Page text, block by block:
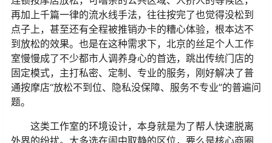
再加上千篇一律的流水线手法，往往按完了也觉得没松到
点子上，甚至还有全程被推销办卡的糟心体验，根本达不
到放松的效果。也是在这种需求下，北京的丝足个人工作
室慢慢成了不少都市人调养身心的首选，跳出传统门店的
固定模式，主打私密、定制、专业的服务，刚好解决了普
通按摩店“放松不到位、隐私没保障、服务不专业”的普遍问
题。
这类工作室的环境设计，本身就是为了帮人快速脱离
外界的纷扰。大多选在闹中取静的区位，要么是核心商圈